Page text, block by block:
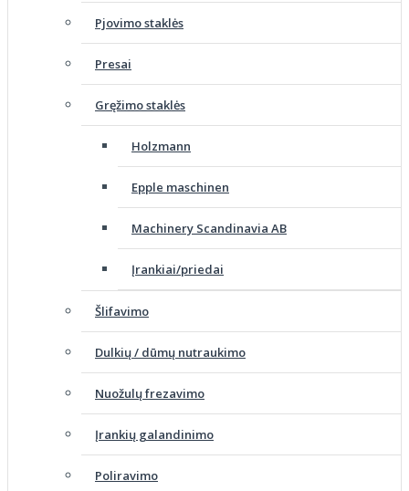
Pjovimo staklės
Presai
Gręžimo staklės
Holzmann
Epple maschinen
Machinery Scandinavia AB
Įrankiai/priedai
Šlifavimo
Dulkių / dūmų nutraukimo
Nuožulų frezavimo
Įrankių galandinimo
Poliravimo